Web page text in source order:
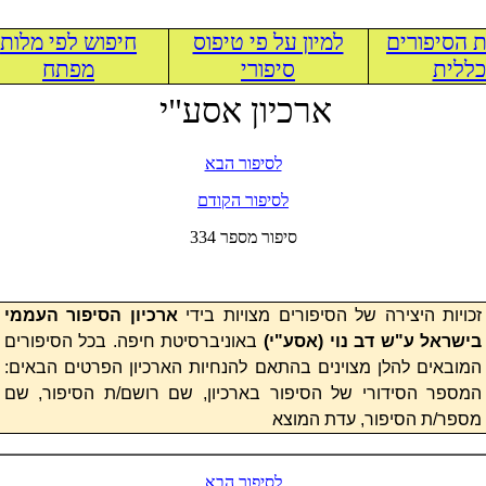
הסיפורים
למיון על פי טיפוס
סיפורי
חיפוש לפי מלות
מפתח
ארכיון אסע"י
לסיפור הבא
לסיפור הקודם
334 סיפור מספר
זכויות היצירה של הסיפורים מצויות בידי ארכיון הסיפור העממי
בישראל ע"ש דב נוי (אסע"י) באוניברסיטת חיפה. בכל הסיפורים
המובאים להלן מצוינים בהתאם להנחיות הארכיון הפרטים הבאים:
המספר הסידורי של הסיפור בארכיון, שם רושם/ת הסיפור, שם
מספר/ת הסיפור, עדת המוצא
לסיפור הבא